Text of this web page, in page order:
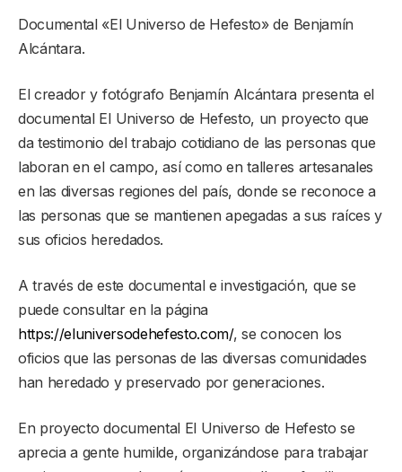
Documental «El Universo de Hefesto» de Benjamín
Alcántara.
El creador y fotógrafo Benjamín Alcántara presenta el
documental El Universo de Hefesto, un proyecto que
da testimonio del trabajo cotidiano de las personas que
laboran en el campo, así como en talleres artesanales
en las diversas regiones del país, donde se reconoce a
las personas que se mantienen apegadas a sus raíces y
sus oficios heredados.
A través de este documental e investigación, que se
puede consultar en la página
https://eluniversodehefesto.com/, se conocen los
oficios que las personas de las diversas comunidades
han heredado y preservado por generaciones.
En proyecto documental El Universo de Hefesto se
aprecia a gente humilde, organizándose para trabajar